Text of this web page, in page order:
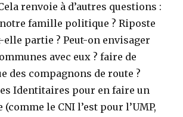
renvoie à d’autres questions :
notre famille politique ? Riposte
elle partie ? Peut-on envisager
avec eux ? faire de
des compagnons de route ?
Identitaires pour en faire un
le CNI l’est pour l’UMP,